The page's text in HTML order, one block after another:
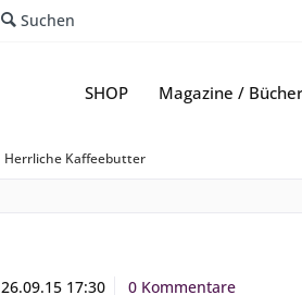
Suchen
SHOP Magazine / Bücher
Herrliche Kaffeebutter
26.09.15 17:30 0 Kommentare